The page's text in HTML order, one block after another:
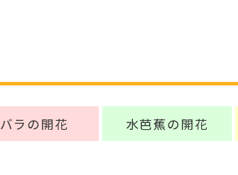
バラの開花 水芭蕉の開花